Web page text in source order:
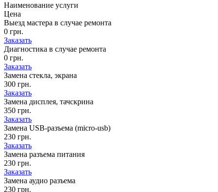
Наименование услуги
Цена
Выезд мастера в случае ремонта
0 грн.
Заказать
Диагностика в случае ремонта
0 грн.
Заказать
Замена стекла, экрана
300 грн.
Заказать
Замена дисплея, тачскрина
350 грн.
Заказать
Замена USB-разъема (micro-usb)
230 грн.
Заказать
Замена разъема питания
230 грн.
Заказать
Замена аудио разъема
230 грн.